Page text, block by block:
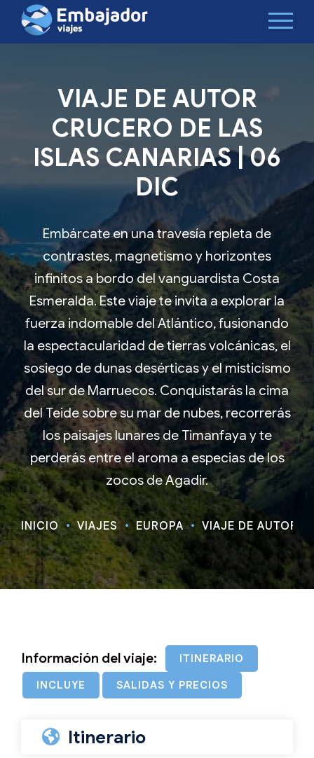
VIAJE DE AUTOR
CRUCERO DE LAS
ISLAS CANARIAS | 06
DIC
Embárcate en una travesía repleta de
contrastes, magnetismo y horizontes
infinitos a bordo del vanguardista Costa
Esmeralda. Este viaje te invita a explorar la
fuerza indomable del Atlántico, fusionando
la espectacularidad de tierras volcánicas, el
sosiego de dunas desérticas y el misticismo
del sur de Marruecos. Conquistarás la cima
del Teide sobre su mar de nubes, recorrerás
los paisajes lunares de Timanfaya y te
perderás entre el aroma a especias de los
zocos de Agadir.
INICIO VIAJES EUROPA VIAJE DE AUTOR
Información del viaje: ITINERARIO
INCLUYE SALIDAS Y PRECIOS
Itinerario